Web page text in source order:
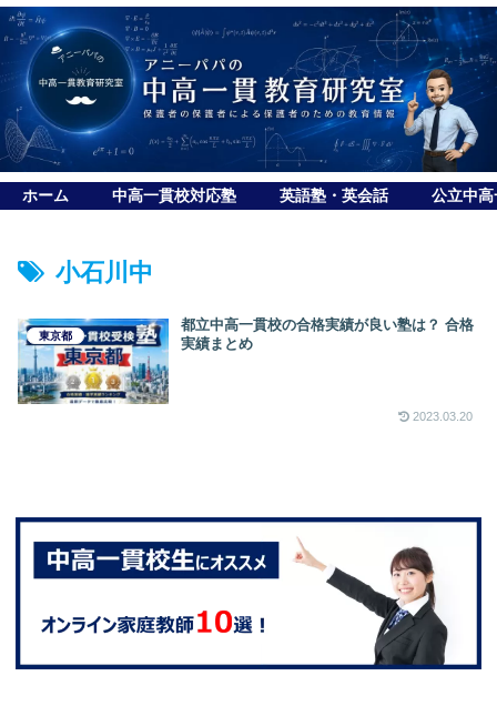
ホーム 中高一貫校対応塾 英語塾・英会話 公立中
小石川中
東京都
都立中高一貫校の合格実績が良い塾は？ 合格
実績まとめ
2023.03.20